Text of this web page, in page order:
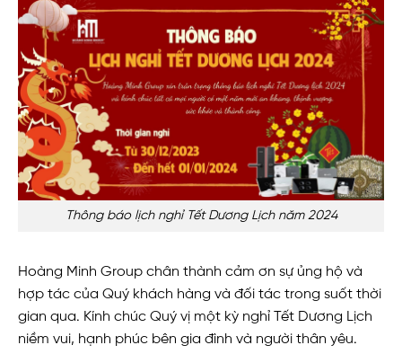
Thông báo lịch nghỉ Tết Dương Lịch năm 2024
Hoàng Minh Group chân thành cảm ơn sự ủng hộ và
hợp tác của Quý khách hàng và đối tác trong suốt thời
gian qua. Kính chúc Quý vị một kỳ nghỉ Tết Dương Lịch
niềm vui, hạnh phúc bên gia đình và người thân yêu.